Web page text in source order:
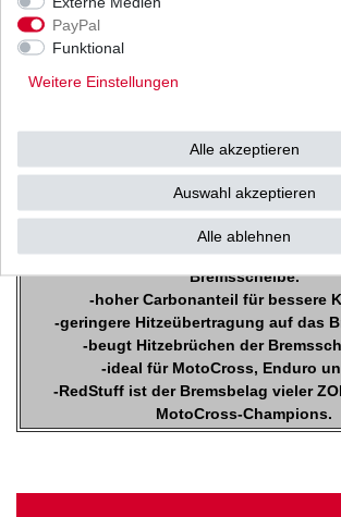
Kaltlaufende auf Kohlenstoff
Für Schlamm, Sand und / oder nassen
Bremsbeläge
sind TÜV geprüft
-verbessertes Bremsgefühl bei
Bremsscheibe.
-hoher Carbonanteil für bessere
-geringere Hitzeübertragung auf das
-beugt Hitzebrüchen der
-ideal für MotoCross, Enduro
-RedStuff ist der Bremsbelag vieler
MotoCross-Champions.
PayPal
Funktional
Weitere Einstellungen
Alle akzeptieren
Auswahl akzeptieren
Alle ablehnen